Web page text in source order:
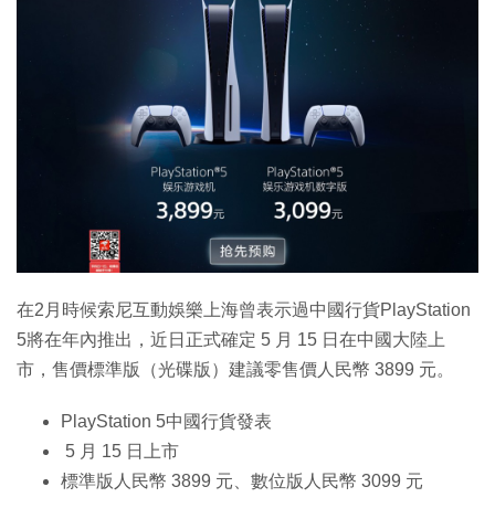
生成式AI與雲端應用
Enterprise Digital Transformation
在2月時候索尼互動娛樂上海曾表示過中國行貨PlayStation
5將在年內推出，近日正式確定 5 月 15 日在中國大陸上
市，售價標準版（光碟版）建議零售價人民幣 3899 元。
PlayStation 5中國行貨發表
5 月 15 日上市
標準版人民幣 3899 元、數位版人民幣 3099 元